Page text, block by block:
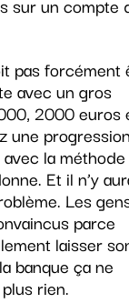
sur un compte
pas forcément
avec un gros
2000 euros
une progression
la
Et il n’y
Les
parce
laisser
banque ça ne
rien.